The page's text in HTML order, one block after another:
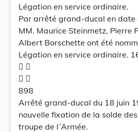
Légation en service ordinaire.
Par arrêté grand-ducal en date
MM. Maurice Steinmetz, Pierre
Albert Borschette ont été
Légation en service ordinaire.
 
 
898
Arrêté grand-ducal du 18 juin
nouvelle fixation de la solde
troupe de l´Armée.